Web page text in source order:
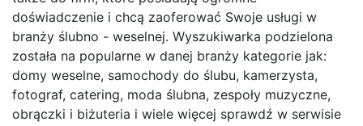
doświadczenie i chcą zaoferować Swoje usługi w
branży ślubno - weselnej. Wyszukiwarka podzielona
została na popularne w danej branży kategorie jak:
domy weselne, samochody do ślubu, kamerzysta,
fotograf, catering, moda ślubna, zespoły muzyczne,
obrączki i biżuteria i wiele więcej sprawdź w serwisie